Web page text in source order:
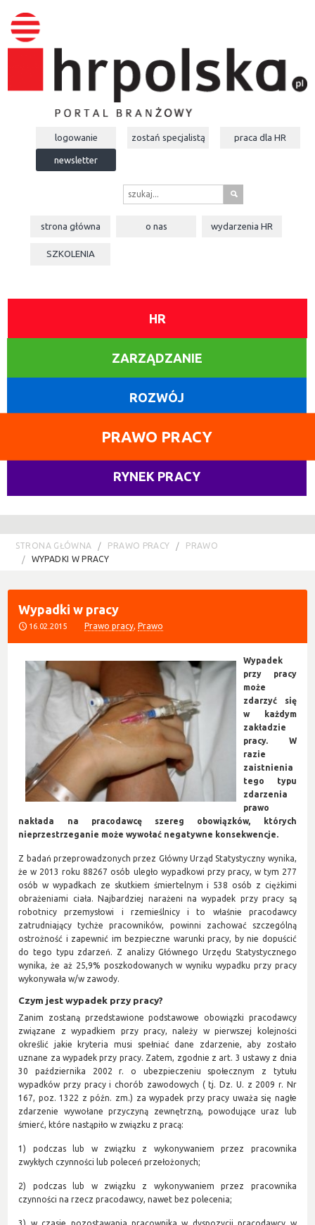
logowanie zostań specjalistą praca dla HR
newsletter
s
strona główna o nas wydarzeniaHR
SZKOLENIA
HR
ZARZĄDZANIE
ROZWÓJ
PRAWO PRACY
RYNEK PRACY
STRONA GŁÓWNA PRAWO PRACY
PRAWO
WYPADKI W PRACY
Wypadki w pracy
16.02.2015 Prawo pracy,Prawo
Wypadek
przy pracy
może
zdarzyć się
w każdym
zakładzie
pracy. W
razie
zaistnienia
tego typu
zdarzenia
prawo
nakłada na pracodawcę szereg obowiązków, których
nieprzestrzeganie może wywołać negatywne konsekwencje.
Z badań przeprowadzonych przez Główny Urząd Statystyczny wynika,
że w 2013 roku 88267 osób uległo wypadkowi przy pracy, w tym 277
osób w wypadkach ze skutkiem śmiertelnym i 538 osób z ciężkimi
obrażeniami ciała. Najbardziej narażeni na wypadek przy pracy są
robotnicy przemysłowi i rzemieślnicy i to właśnie pracodawcy
zatrudniający tychże pracowników, powinni zachować szczególną
ostrożność i zapewnić im bezpieczne warunki pracy, by nie dopuścić
do tego typu zdarzeń. Z analizy Głównego Urzędu Statystycznego
wynika, że aż 25,9% poszkodowanych w wyniku wypadku przy pracy
wykonywała w/w zawody.
Czym jest wypadek przy pracy?
Zanim zostaną przedstawione podstawowe obowiązki pracodawcy
związane z wypadkiem przy pracy, należy w pierwszej kolejności
określić jakie kryteria musi spełniać dane zdarzenie, aby zostało
uznane za wypadek przy pracy. Zatem, zgodnie z art. 3 ustawy z dnia
30 października 2002 r. o ubezpieczeniu społecznym z tytułu
wypadków przy pracy i chorób zawodowych ( tj. Dz. U. z 2009 r. Nr
167, poz. 1322 z późn. zm.) za wypadek przy pracy uważa się nagłe
zdarzenie wywołane przyczyną zewnętrzną, powodujące uraz lub
śmierć, które nastąpiło w związku z pracą:
1) podczas lub w związku z wykonywaniem przez pracownika
zwykłych czynności lub poleceń przełożonych;
2) podczas lub w związku z wykonywaniem przez pracownika
czynności na rzecz pracodawcy, nawet bez polecenia;